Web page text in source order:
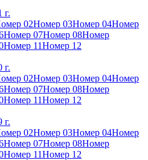
г.
02Номер 03Номер 04Номер
Номер 07Номер 08Номер
Номер 11Номер 12
г.
02Номер 03Номер 04Номер
Номер 07Номер 08Номер
Номер 11Номер 12
г.
02Номер 03Номер 04Номер
Номер 07Номер 08Номер
Номер 11Номер 12